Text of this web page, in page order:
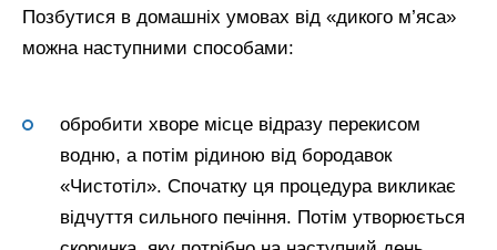
Позбутися в домашніх умовах від «дикого м’яса»
можна наступними способами:
обробити хворе місце відразу перекисом
водню, а потім рідиною від бородавок
«Чистотіл». Спочатку ця процедура викликає
відчуття сильного печіння. Потім утворюється